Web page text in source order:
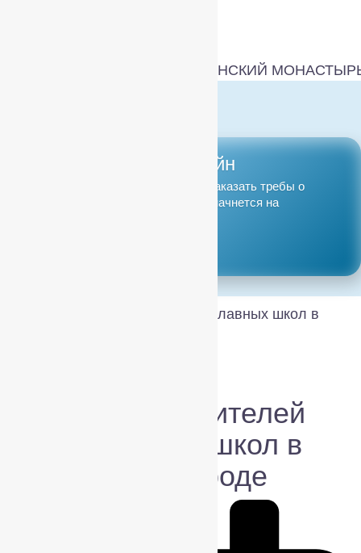
Подать записку онлайн
В нашем монастыре Вы можете заказать требы о
здравии и о упокоении. Молитва начнется на
Форум руководителей православных школ в
Форум руководителей
православных школ в
Нижнем Новгороде